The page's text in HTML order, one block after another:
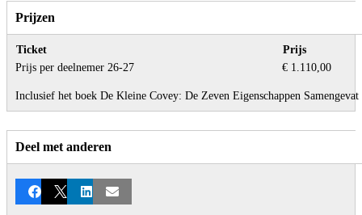
Prijzen
Ticket
Prijs
Prijs per deelnemer 26-27
€ 1.110,00
Inclusief het boek De Kleine Covey: De Zeven Eigenschappen Samengevat
Deel met anderen
Facebook
X LinkedInE-mail